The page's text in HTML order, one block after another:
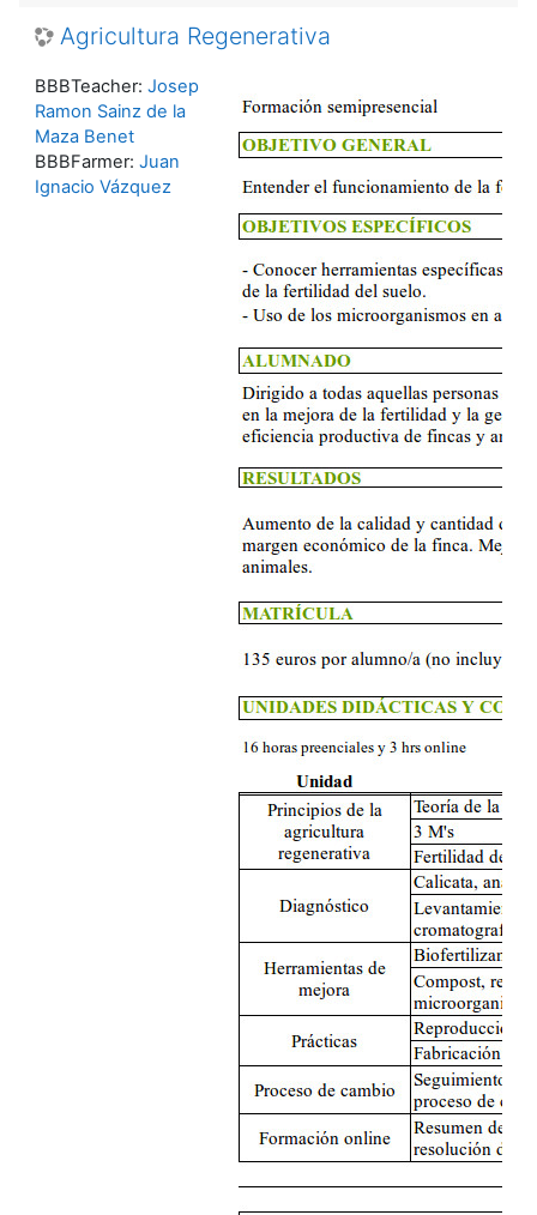
Agricultura Regenerativa
BBBTeacher: Josep
Ramon Sainz de la
Maza Benet
BBBFarmer: Juan
Ignacio Vázquez